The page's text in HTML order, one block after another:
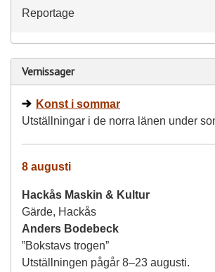
Reportage
Vernissager
Konst i sommar
Utställningar i de norra länen under
8 augusti
Hackås Maskin & Kultur
Gärde, Hackås
Anders Bodebeck
”Bokstavs trogen”
Utställningen pågår 8–23 augusti.